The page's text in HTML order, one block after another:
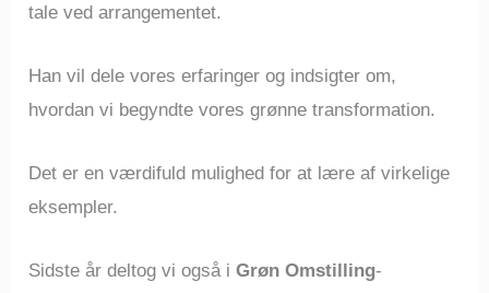
tale ved arrangementet.
Han vil dele vores erfaringer og indsigter om,
hvordan vi begyndte vores grønne transformation.
Det er en værdifuld mulighed for at lære af virkelige
eksempler.
Sidste år deltog vi også iGrøn Omstilling-